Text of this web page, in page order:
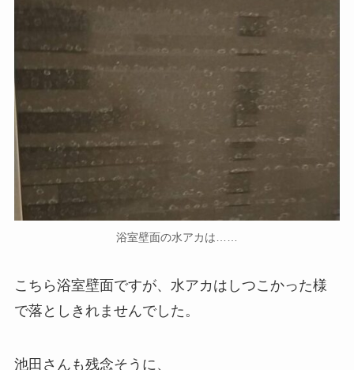
浴室壁面の水アカは……
こちら浴室壁面ですが、水アカはしつこかった様
で落としきれませんでした。
池田さんも残念そうに、